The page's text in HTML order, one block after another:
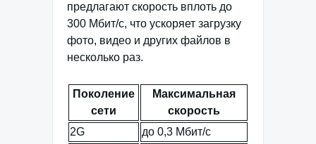
предлагают скорость вплоть до
300 Мбит/с, что ускоряет загрузку
фото, видео и других файлов в
несколько раз.
Поколение
сети
Максимальная
скорость
2G
до 0,3 Мбит/с